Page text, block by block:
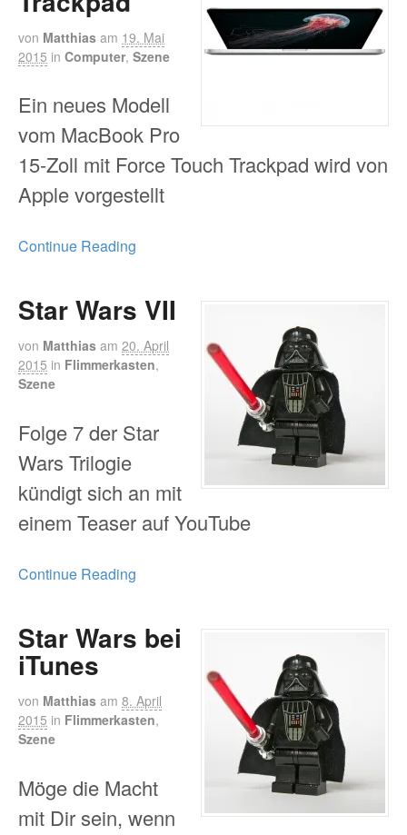
von Matthias am 19. Mai
2015 in Computer, Szene
Ein neues Modell
vom MacBook Pro
15-Zoll mit Force Touch Trackpad wird von
Apple vorgestellt
Continue Reading
Star Wars VII
von Matthias am 20. April
2015 in Flimmerkasten,
Szene
Folge 7 der Star
Wars Trilogie
kündigt sich an mit
einem Teaser auf YouTube
Continue Reading
Star Wars bei
iTunes
von Matthias am 8. April
2015 in Flimmerkasten,
Szene
Möge die Macht
mit Dir sein, wenn